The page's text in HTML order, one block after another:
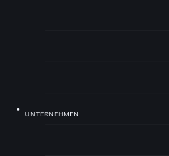
UNTERNEHMEN